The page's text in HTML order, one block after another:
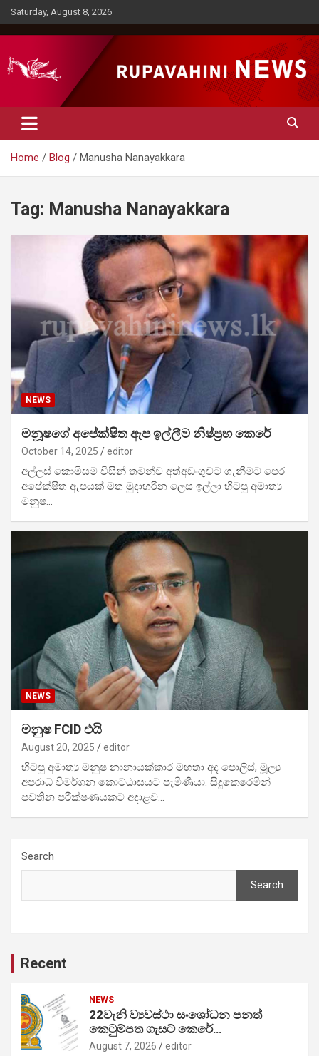
Skip
to
content
Saturday, August 8, 2026
Rupavahini News
Home Blog Manusha Nanayakkara
Tag: Manusha Nanayakkara
NEWS
මනූෂගේ අපේක්ෂිත ඇප ඉල්ලීම නිෂ්ප්‍රභ කෙරේ
October 14, 2025 editor
අල්ලස් කොමිසම විසින් තමන්ව අත්අඩංගුවට ගැනීමට පෙර
අපේක්ෂිත ඇපයක් මත මුදාහරින ලෙස ඉල්ලා හිටපු අමාත්‍ය
මනුෂ…
NEWS
මනුෂ FCID එයි
August 20, 2025 editor
හිටපු අමාත්‍ය මනුෂ නානායක්කාර මහතා අද පොලිස්, මූල්‍ය
අපරාධ විමර්ශන කොට්ඨාසයට පැමිණියා. සිදුකෙරෙමින්
පවතින පරීක්ෂණයකට අදාළව…
Search
Search
Recent
NEWS
22වැනි ව්‍යවස්ථා සංශෝධන පනත්
කෙටුම්පත ගැසට් කෙරේ…
August 7, 2026 editor